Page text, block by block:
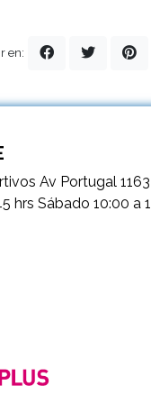
en:
Av Portugal 1163
hrs Sábado 10:00 a